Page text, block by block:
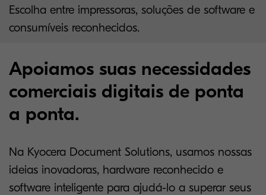
Escolha entre impressoras, soluções de software e
consumíveis reconhecidos.
Apoiamos suas necessidades
comerciais digitais de ponta
a ponta.
Na Kyocera Document Solutions, usamos nossas
ideias inovadoras, hardware reconhecido e
software inteligente para ajudá-lo a superar seus